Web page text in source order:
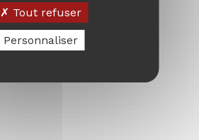
Tout refuser
Personnaliser